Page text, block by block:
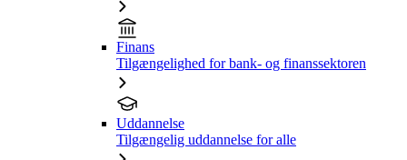
Finans
Tilgængelighed for bank- og finanssektoren
Uddannelse
Tilgængelig uddannelse for alle